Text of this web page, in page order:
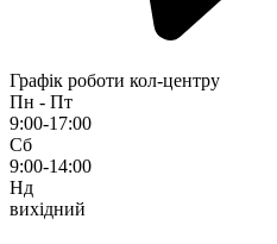
Графік роботи кол-центру
Пн - Пт
9:00-17:00
Сб
9:00-14:00
Нд
вихідний